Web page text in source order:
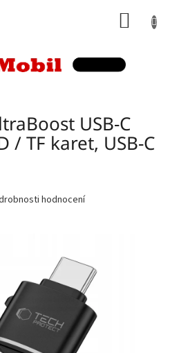
USB-C
/ TF karet, USB-C
hodnocení